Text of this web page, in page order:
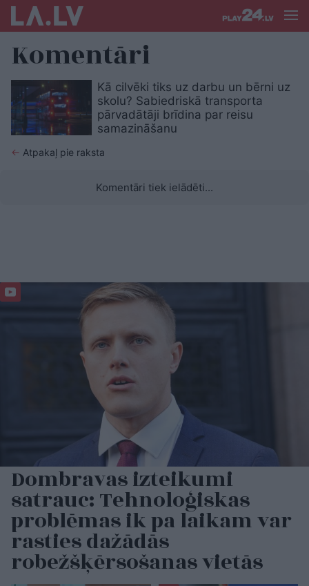
Komentāri
Kā cilvēki tiks uz darbu un bērni uz
skolu? Sabiedriskā transporta
pārvadātāji brīdina par reisu
samazināšanu
← Atpakaļ pie raksta
Komentāri tiek ielādēti...
Dombravas izteikumi
satrauc: Tehnoloģiskas
problēmas ik pa laikam var
rasties dažādās
robežšķērsošanas vietās